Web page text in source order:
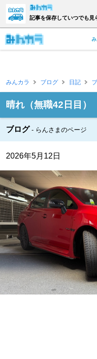
記事を保存していつでも見
みんカラ ブログ 日記
晴れ（無職42日目）
ブログ らんさまのページ
2026年5月12日